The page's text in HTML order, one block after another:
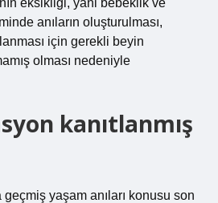
eksikliği, yani bebeklik ve
anıların oluşturulması,
için gerekli beyin
olması nedeniyle
kanıtlanmış
yaşam anıları konusu son